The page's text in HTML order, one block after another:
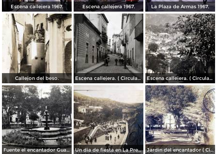
Escena callejera 1967. Escena callejera 1967. La Plaza de Armas 1967.
Callejon del beso. Escena callejera. ( Circulada el 13 de Mayo de 1941 ). Escena callejera. ( Circulada el 14 de Diciembre de 1930 ).
Fuente el encantador Guanajuato. Un dia de fiesta en La Presa de La Olla Guanajuato ( Circulada el 9 de Agosto de 1905 ). Jardin del encantador ( Circulada el 30 de Julio de 1905 ).